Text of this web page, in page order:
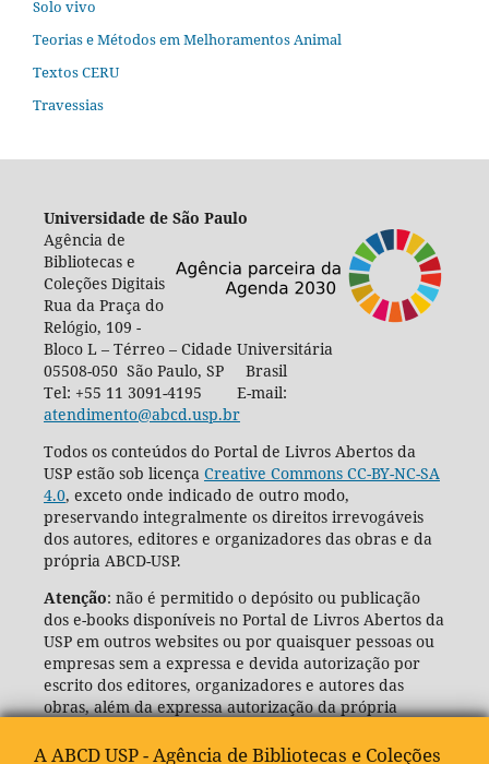
Solo vivo
Teorias e Métodos em Melhoramentos Animal
Textos CERU
Travessias
Universidade de São Paulo
Agência de
Bibliotecas e
Coleções Digitais
Rua da Praça do
Relógio, 109 -
Bloco L – Térreo – Cidade Universitária
05508-050 São Paulo, SP Brasil
Tel: +55 11 3091-4195 E-mail:
atendimento@abcd.usp.br
Todos os conteúdos do Portal de Livros Abertos da
USP estão sob licença Creative Commons CC-BY-NC-SA
4.0, exceto onde indicado de outro modo,
preservando integralmente os direitos irrevogáveis
dos autores, editores e organizadores das obras e da
própria ABCD-USP.
Atenção: não é permitido o depósito ou publicação
dos e-books disponíveis no Portal de Livros Abertos da
USP em outros websites ou por quaisquer pessoas ou
empresas sem a expressa e devida autorização por
escrito dos editores, organizadores e autores das
obras, além da expressa autorização da própria
(ABCD-USP).
A ABCD USP - Agência de Bibliotecas e Coleções